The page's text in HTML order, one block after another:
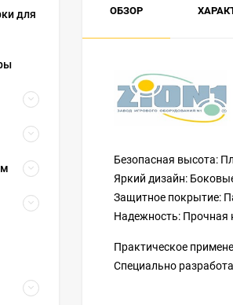
ОБЗОР
Безопасная высота:
Яркий дизайн:
Защитное покрытие:
Надежность: Прочная
Практическое
Специально
для